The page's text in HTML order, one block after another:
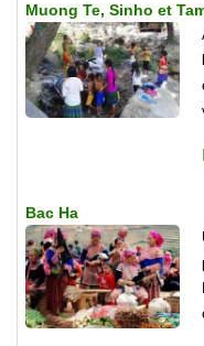
Muong Te, Sinho et
Bac Ha